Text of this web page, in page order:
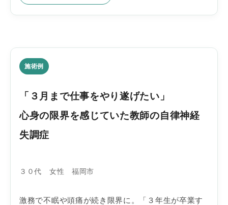
施術例
「３月まで仕事をやり遂げたい」
心身の限界を感じていた教師の自律神経
失調症
３０代 女性 福岡市
激務で不眠や頭痛が続き限界に。「３年生が卒業す